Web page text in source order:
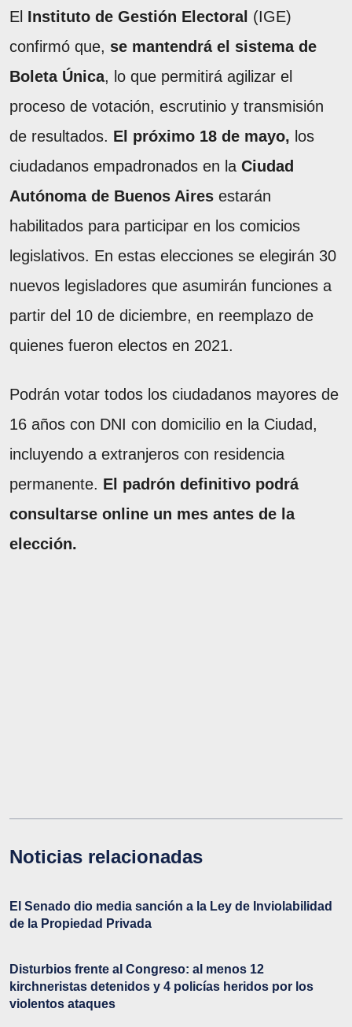
El Instituto de Gestión Electoral (IGE)
confirmó que, se mantendrá el sistema de
Boleta Única, lo que permitirá agilizar el
proceso de votación, escrutinio y transmisión
de resultados. El próximo 18 de mayo, los
ciudadanos empadronados en la Ciudad
Autónoma de Buenos Aires estarán
habilitados para participar en los comicios
legislativos. En estas elecciones se elegirán 30
nuevos legisladores que asumirán funciones a
partir del 10 de diciembre, en reemplazo de
quienes fueron electos en 2021.
Podrán votar todos los ciudadanos mayores de
16 años con DNI con domicilio en la Ciudad,
incluyendo a extranjeros con residencia
permanente. El padrón definitivo podrá
consultarse online un mes antes de la
elección.
Noticias relacionadas
El Senado dio media sanción a la Ley de Inviolabilidad
de la Propiedad Privada
Disturbios frente al Congreso: al menos 12
kirchneristas detenidos y 4 policías heridos por los
violentos ataques